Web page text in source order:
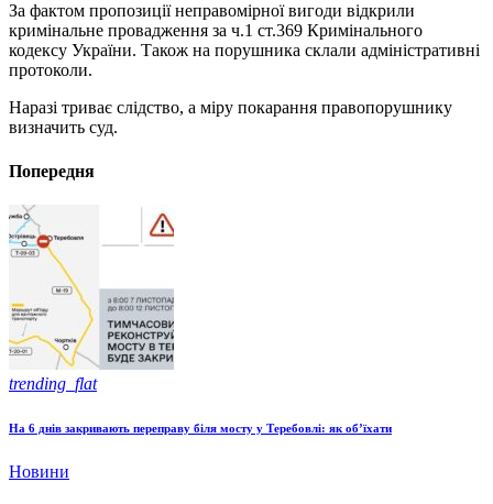
За фактом пропозиції неправомірної вигоди відкрили
кримінальне провадження за ч.1 ст.369 Кримінального
кодексу України. Також на порушника склали адміністративні
протоколи.
Наразі триває слідство, а міру покарання правопорушнику
визначить суд.
Попередня
trending_flat
На 6 днів закривають переправу біля мосту у Теребовлі: як об’їхати
Новини